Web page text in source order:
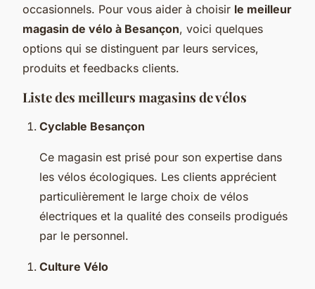
occasionnels. Pour vous aider à choisir le meilleur
magasin de vélo à Besançon, voici quelques
options qui se distinguent par leurs services,
produits et feedbacks clients.
Liste des meilleurs magasins de vélos
Cyclable Besançon
Ce magasin est prisé pour son expertise dans
les vélos écologiques. Les clients apprécient
particulièrement le large choix de vélos
électriques et la qualité des conseils prodigués
par le personnel.
Culture Vélo